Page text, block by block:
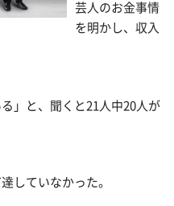
芸人のお金事情
を明かし、収入
」と、聞くと21人中20人が
していなかった。